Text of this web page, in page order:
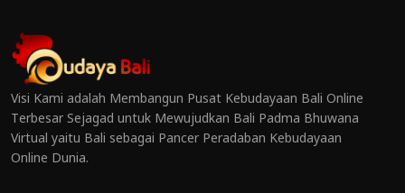
Visi Kami adalah Membangun Pusat Kebudayaan Bali Online
Terbesar Sejagad untuk Mewujudkan Bali Padma Bhuwana
Virtual yaitu Bali sebagai Pancer Peradaban Kebudayaan
Online Dunia.